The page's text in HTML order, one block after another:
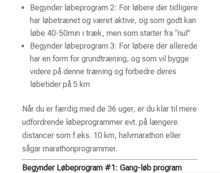
Begynder løbeprogram 2: For løbere der tidligere
har løbetrænet og været aktive, og som godt kan
løbe 40-50min i træk, men som starter fra “nul”
Begynder løbeprogram 3: For løbere der allerede
har en form for grundtræning, og som vil bygge
videre på denne træning og forbedre deres
løbetider på 5 km
Når du er færdig med de 36 uger, er du klar til mere
udfordrende løbeprogrammer evt. på længere
distancer som f.eks. 10 km, halvmarathon eller
sågar marathonprogrammer.
Begynder Løbeprogram #1: Gang-løb program